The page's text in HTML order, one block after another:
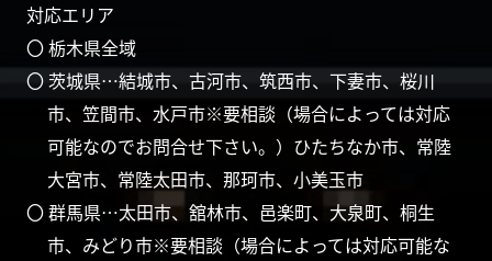
対応エリア
〇 栃木県全域
〇 茨城県…結城市、古河市、筑西市、下妻市、桜川
市、笠間市、水戸市※要相談（場合によっては対応
可能なのでお問合せ下さい。）ひたちなか市、常陸
大宮市、常陸太田市、那珂市、小美玉市
〇 群馬県…太田市、舘林市、邑楽町、大泉町、桐生
市、みどり市※要相談（場合によっては対応可能な